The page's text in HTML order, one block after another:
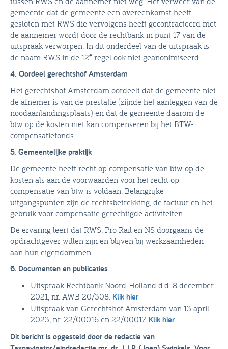
gemeente dat de gemeente een overeenkomst heeft
gesloten met RWS die vervolgens heeft gecontracteerd met
de aannemer wordt door de rechtbank in punt 17 van de
uitspraak verworpen. In dit onderdeel van de uitspraak is
de naam RWS in de 12e regel ook niet geanonimiseerd.
4. Oordeel gerechtshof Amsterdam
Het gerechtshof Amsterdam oordeelt dat de gemeente niet
de afnemer is van de prestatie (zijnde het aanleggen van de
noodaanlandingsplaats) en dat de gemeente daarom de
btw op de kosten niet kan compenseren bij het BTW-
compensatiefonds.
5. Gemeentelijke praktijk
De gemeente heeft recht op compensatie van btw op de
kosten als aan de voorwaarden voor het recht op
compensatie van btw is voldaan. Belangrijke
uitgangspunten zijn de rechtsbetrekking, de factuur en het
gebruik voor compensatie gerechtigde activiteiten.
De ervaring leert dat RWS, Pro Rail en NS doorgaans de
opdrachtgever willen zijn en blijven bij werkzaamheden
aan hun eigendommen.
6. Documenten en publicaties
Uitspraak Rechtbank Noord-Holland d.d. 8 december
2021, nr. AWB 20/308. Klik hier
Uitspraak van Gerechtshof Amsterdam van 13 april
2023, nr. 22/00016 en 22/00017. Klik hier
Dit bericht is opgesteld door de redactie van